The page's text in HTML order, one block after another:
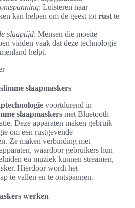
: Luisteren naar
kan helpen om de geest tot rust te
slaaptijd: Mensen die moeite
vinden vaak dat deze technologie
helpt.
slaapmaskers
voortdurend in
slaapmaskers met Bluetooth
Deze apparaten maken gebruik
om een rustgevende
Ze maken verbinding met
waardoor gebruikers hun
en muziek kunnen streamen,
Hierdoor wordt het
te vallen en te ontspannen.
werken